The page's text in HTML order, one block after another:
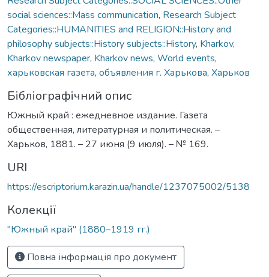
social sciences::Mass communication, Research Subject
Categories::HUMANITIES and RELIGION::History and
philosophy subjects::History subjects::History, Kharkov,
Kharkov newspaper, Kharkov news, World events,
харьковская газета, объявления г. Харькова, Харьков
Бібліографічний опис
Южный край : ежедневное издание. Газета
общественная, литературная и политическая. –
Харьков, 1881. – 27 июня (9 июля). – № 169.
URI
https://escriptorium.karazin.ua/handle/1237075002/5138
Колекції
"Южный край" (1880–1919 гг.)
Повна інформація про документ